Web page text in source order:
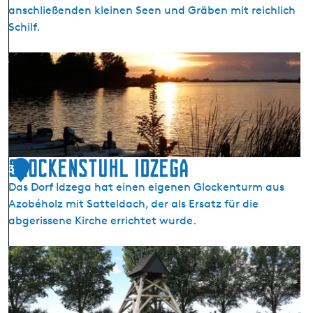
anschließenden kleinen Seen und Gräben mit reichlich
Schilf.
T
p
e
l
g
e
b
i
e
t
H
e
e
3
Glockenstuhl Idzega
Das Dorf Idzega hat einen eigenen Glockenturm aus
Azobéholz mit Satteldach, der als Ersatz für die
abgerissene Kirche errichtet wurde.
G
l
o
c